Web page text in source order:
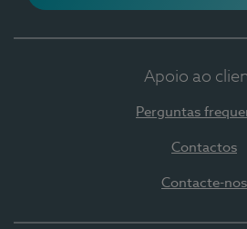
Apoio ao
Perguntas
Contactos
Contacte-nos